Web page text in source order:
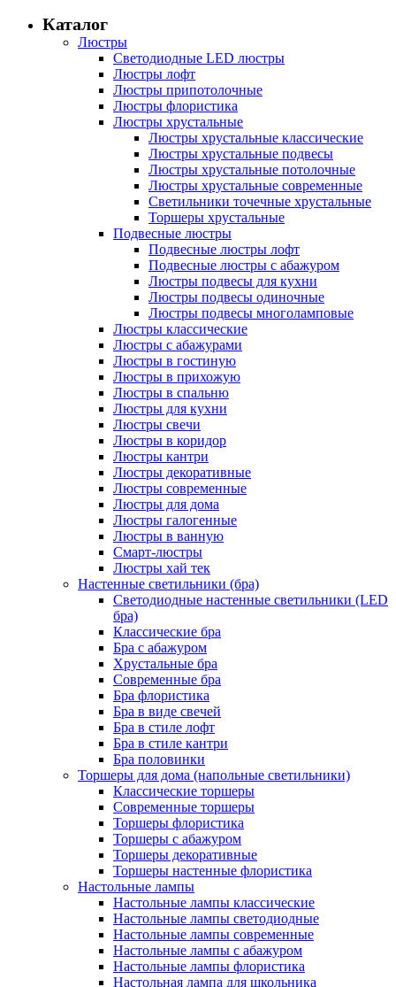
Каталог
Люстры
Светодиодные LED люстры
Люстры лофт
Люстры припотолочные
Люстры флористика
Люстры хрустальные
Люстры хрустальные классические
Люстры хрустальные подвесы
Люстры хрустальные потолочные
Люстры хрустальные современные
Светильники точечные хрустальные
Торшеры хрустальные
Подвесные люстры
Подвесные люстры лофт
Подвесные люстры с абажуром
Люстры подвесы для кухни
Люстры подвесы одиночные
Люстры подвесы многоламповые
Люстры классические
Люстры с абажурами
Люстры в гостиную
Люстры в прихожую
Люстры в спальню
Люстры для кухни
Люстры свечи
Люстры в коридор
Люстры кантри
Люстры декоративные
Люстры современные
Люстры для дома
Люстры галогенные
Люстры в ванную
Смарт-люстры
Люстры хай тек
Настенные светильники (бра)
Светодиодные настенные светильники (LED
бра)
Классические бра
Бра с абажуром
Хрустальные бра
Современные бра
Бра флористика
Бра в виде свечей
Бра в стиле лофт
Бра в стиле кантри
Бра половинки
Торшеры для дома (напольные светильники)
Классические торшеры
Современные торшеры
Торшеры флористика
Торшеры с абажуром
Торшеры декоративные
Торшеры настенные флористика
Настольные лампы
Настольные лампы классические
Настольные лампы светодиодные
Настольные лампы современные
Настольные лампы с абажуром
Настольные лампы флористика
Настольная лампа для школьника